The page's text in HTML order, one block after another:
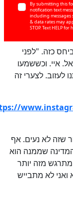
By submitting this
notification text
including messages
& data rates may
STOP. Text HELP for
כזה. "לפני
איי. וכששמעו
לעזוב. לצערי זה
שזה לא נעים. אף
שממנה הוא
מזה יותר
ואני לא מתבייש